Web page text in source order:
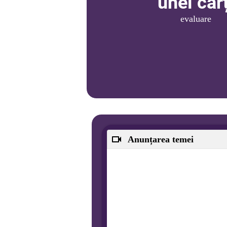
evaluare
Anunțarea temei